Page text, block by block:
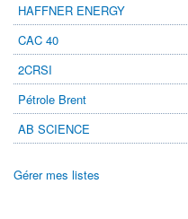
HAFFNER ENERGY
CAC 40
2CRSI
Pétrole Brent
AB SCIENCE
Gérer mes listes